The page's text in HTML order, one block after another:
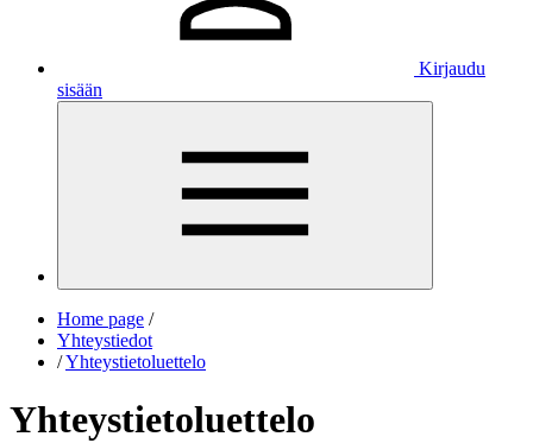
Kirjaudu
sisään
Home page /
Yhteystiedot
/Yhteystietoluettelo
Yhteystietoluettelo